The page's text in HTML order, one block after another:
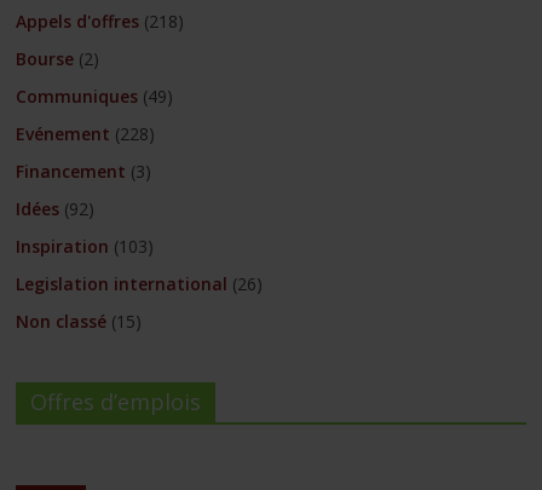
Appels d'offres (218)
Bourse (2)
Communiques (49)
Evénement (228)
Financement (3)
Idées (92)
Inspiration (103)
Legislation international (26)
Non classé (15)
Offres d’emplois